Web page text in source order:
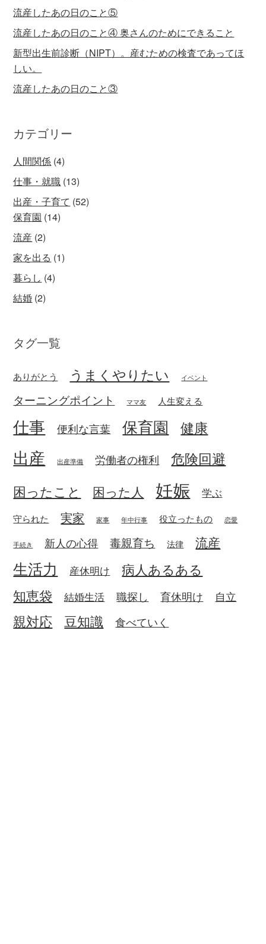
流産したあの日のこと⑤
流産したあの日のこと④ 奥さんのためにできること
新型出生前診断（NIPT）。産むための検査であってほ
しい。
流産したあの日のこと③
カテゴリー
人間関係 (4)
仕事・就職 (13)
出産・子育て (52)
保育園 (14)
流産 (2)
家を出る (1)
暮らし (4)
結婚 (2)
タグ一覧
ありがとう うまくやりたい イベント
ターニングポイント ママ友 人生変える
仕事 便利な言葉 保育園 健康
出産 出産準備 労働者の権利 危険回避
困ったこと 困った人 妊娠 学ぶ
守られた 実家 家事 年中行事 役立ったもの 恋愛
手続き 新人の心得 毒親育ち 法律 流産
生活力 産休明け
病人あるある
知恵袋
結婚生活 職探し 育休明け 自立
親対応 豆知識 食べていく